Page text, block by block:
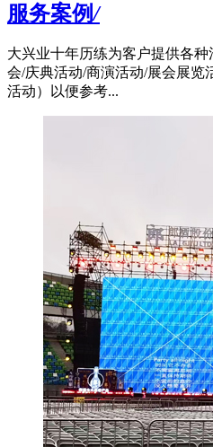
服务案例/
大兴业十年历练为客户提供各
会/庆典活动/商演活动/展会展览
活动）以便参考...